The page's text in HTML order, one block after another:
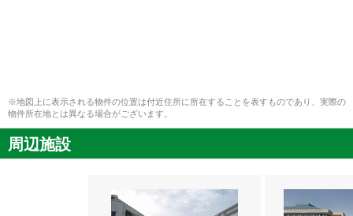
※地図上に表示される物件の位置は付近住所に所在することを表すものであり、実際の
物件所在地とは異なる場合がございます。
周辺施設